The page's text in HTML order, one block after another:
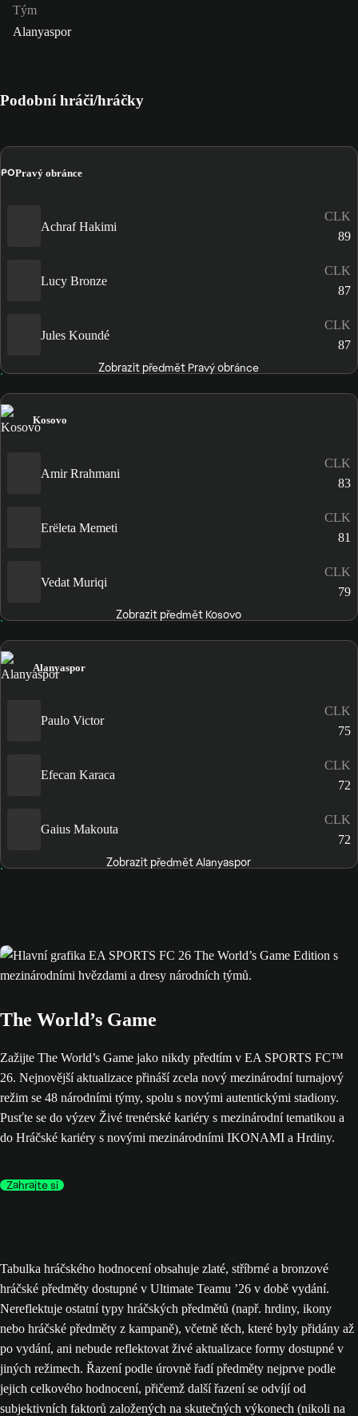
Tým
Alanyaspor
Podobní hráči/hráčky
POPravý obránce
Achraf Hakimi
CLK
89
Lucy Bronze
CLK
87
Jules Koundé
CLK
87
Zobrazit předmět Pravý obránce
Kosovo
Amir Rrahmani
CLK
83
Erëleta Memeti
CLK
81
Vedat Muriqi
CLK
79
Zobrazit předmět Kosovo
Alanyaspor
Paulo Victor
CLK
75
Efecan Karaca
CLK
72
Gaius Makouta
CLK
72
Zobrazit předmět Alanyaspor
The World’s Game
Zažijte The World’s Game jako nikdy předtím v EA SPORTS FC™
26. Nejnovější aktualizace přináší zcela nový mezinárodní turnajový
režim se 48 národními týmy, spolu s novými autentickými stadiony.
Pusťte se do výzev Živé trenérské kariéry s mezinárodní tematikou a
do Hráčské kariéry s novými mezinárodními IKONAMI a Hrdiny.
Zahrajte si
Tabulka hráčského hodnocení obsahuje zlaté, stříbrné a bronzové
hráčské předměty dostupné v Ultimate Teamu ’26 v době vydání.
Nereflektuje ostatní typy hráčských předmětů (např. hrdiny, ikony
nebo hráčské předměty z kampaně), včetně těch, které byly přidány až
po vydání, ani nebude reflektovat živé aktualizace formy dostupné v
jiných režimech. Řazení podle úrovně řadí předměty nejprve podle
jejich celkového hodnocení, přičemž další řazení se odvíjí od
subjektivních faktorů založených na skutečných výkonech (nikoli na